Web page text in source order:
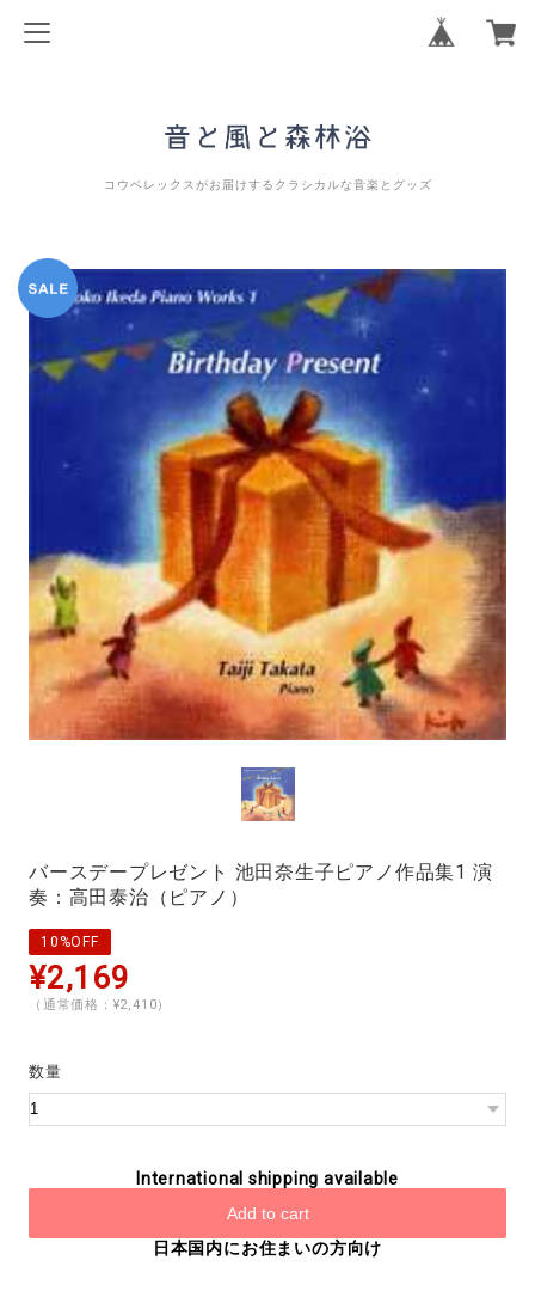
コウベレックスがお届けするクラシカルな音楽とグッズ
バースデープレゼント 池田奈生子ピアノ作品集1 演
奏：高田泰治（ピアノ）
10%OFF
¥2,169
（通常価格：¥2,410）
数量
International shipping available
Add to cart
日本国内にお住まいの方向け